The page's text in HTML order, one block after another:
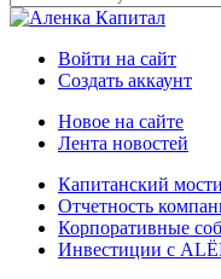
Войти на сайт
Создать аккаунт
Новое на сайте
Лента новостей
Капитанский
Отчетность
Корпоративные
Инвестиции с